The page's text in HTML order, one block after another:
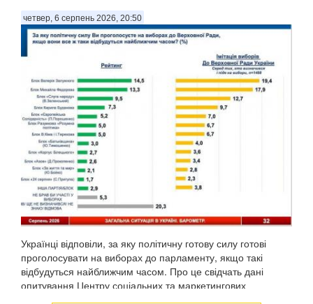
четвер, 6 серпень 2026, 20:50
Українці відповіли, за яку політичну готову силу готові
проголосувати на виборах до парламенту, якщо такі
відбудуться найближчим часом. Про це свідчать дані
опитування Центру соціальних та маркетингових